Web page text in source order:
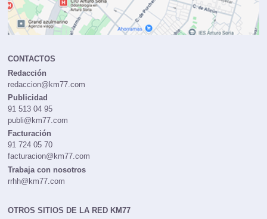
CONTACTOS
Redacción
redaccion@km77.com
Publicidad
91 513 04 95
publi@km77.com
Facturación
91 724 05 70
facturacion@km77.com
Trabaja con nosotros
rrhh@km77.com
OTROS SITIOS DE LA RED KM77